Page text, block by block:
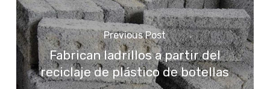
Previous Post
Fabrican ladrillos a partir del
reciclaje de plástico de botellas